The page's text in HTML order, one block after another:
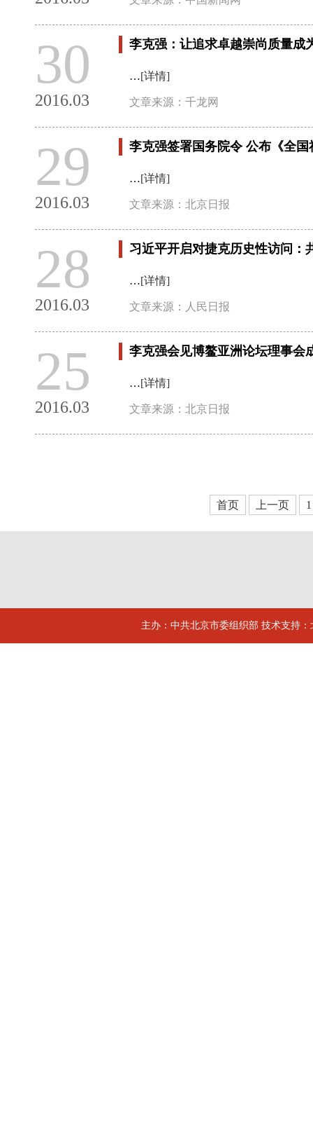
30
2016.03
李克强：让追求卓越崇尚质量成
…[详情]
文章来源：千龙网
29
2016.03
李克强签署国务院令 公布《全
…[详情]
文章来源：北京日报
28
2016.03
习近平开启对捷克历史性访问：
…[详情]
文章来源：人民日报
25
2016.03
李克强会见博鳌亚洲论坛理事会
…[详情]
文章来源：北京日报
首页 上一页 1
主办：中共北京市委组织部 技术支持